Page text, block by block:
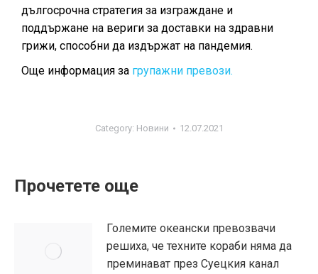
дългосрочна стратегия за изграждане и
поддържане на вериги за доставки на здравни
грижи, способни да издържат на пандемия.
Още информация за групажни превози.
Category: Новини 12.07.2021
Прочетете още
Големите океански превозвачи
решиха, че техните кораби няма да
преминават през Суецкия канал